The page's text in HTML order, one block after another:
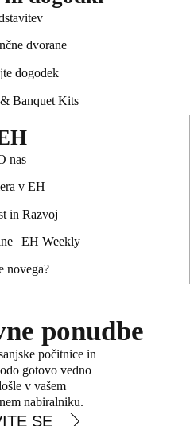
dvorane
dogodek
& Banquet Kits
nas
v EH
in Razvoj
| EH Weekly
novega?
ponudbe
počitnice in
gotovo vedno
v vašem
nabiralniku.
SE